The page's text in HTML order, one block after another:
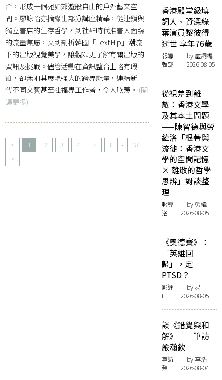
合，形成一個宛如郊遊般自由的戶外藝文空
間。廖詠怡亦摘錄出部分講座精華，從連鎖與
獨立書店的生存哲學，到社群時代推書人面臨
的流量焦慮，又到剖析韓國「Text Hip」潮流
下的出版視覺美學，讓觀眾更了解有關出版的
資訊及挑戰。儘管活動在資訊整合上略有瑕
疵，卻無阻其展現強大的跨界能量，連結新一
代不同文藝甚至社福界工作者，令人欣羨。 (閱
讀更多)
< 1 2 3 4 5 6 ...
37
>
香港殿堂級填
詞人、資深綠
葉演員黎彼得
逝世 享年76歲
報導 | by 虛詞編
輯部 | 2026-08-05
從視差到離
散：香港文學
及其本土問題
——陳智德與勞
緯洛「根著與
流徙：香港文
學的空間記憶
× 離散的哲學
思辨」對談整
理
報導 | by 勞緯
洛 | 2026-08-05
《奧德賽》：
「英雄回
歸」，定
PTSD？
影評 | by 易
山 | 2026-08-05
談《錯覺與和
解》──筆訪
嚴瀚欽
專訪 | by 李浩
榮 | 2026-08-04